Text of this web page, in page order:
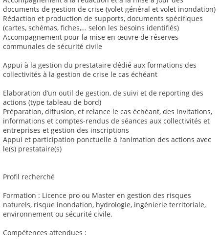
documents de gestion de crise (volet général et volet inondation)
Rédaction et production de supports, documents spécifiques
(cartes, schémas, fiches,… selon les besoins identifiés)
Accompagnement pour la mise en œuvre de réserves
communales de sécurité civile
Appui à la gestion du prestataire dédié aux formations des
collectivités à la gestion de crise le cas échéant
Elaboration d’un outil de gestion, de suivi et de reporting des
actions (type tableau de bord)
Préparation, diffusion, et relance le cas échéant, des invitations,
informations et comptes-rendus de séances aux collectivités et
entreprises et gestion des inscriptions
Appui et participation ponctuelle à l’animation des actions avec
le(s) prestataire(s)
Profil recherché
Formation : Licence pro ou Master en gestion des risques
naturels, risque inondation, hydrologie, ingénierie territoriale,
environnement ou sécurité civile.
Compétences attendues :